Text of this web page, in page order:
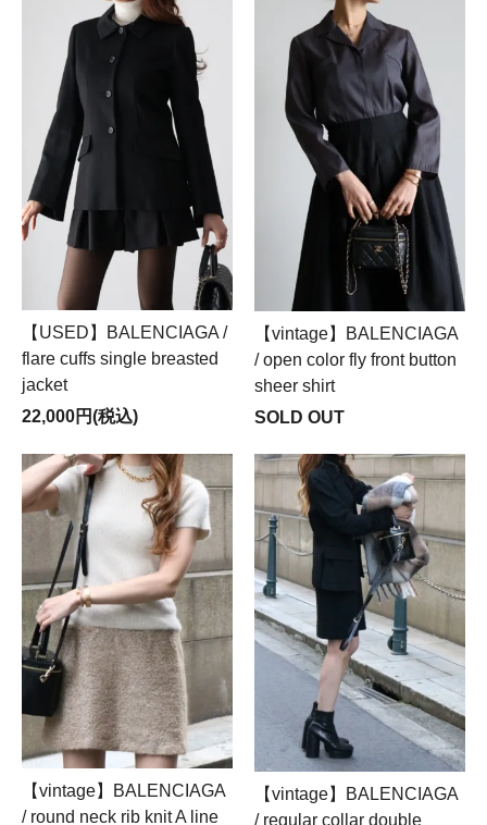
【USED】BALENCIAGA /
flare cuffs single breasted
jacket
22,000円(税込)
【vintage】BALENCIAGA
/ open color fly front button
sheer shirt
SOLD OUT
【vintage】BALENCIAGA
/ round neck rib knit A line
【vintage】BALENCIAGA
/ regular collar double